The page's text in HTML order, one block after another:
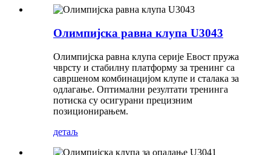
Олимпијска равна клупа U3043
Олимпијска равна клупа серије Евост пружа
чврсту и стабилну платформу за тренинг са
савршеном комбинацијом клупе и сталака за
одлагање. Оптимални резултати тренинга
потиска су осигурани прецизним
позиционирањем.
детаљ